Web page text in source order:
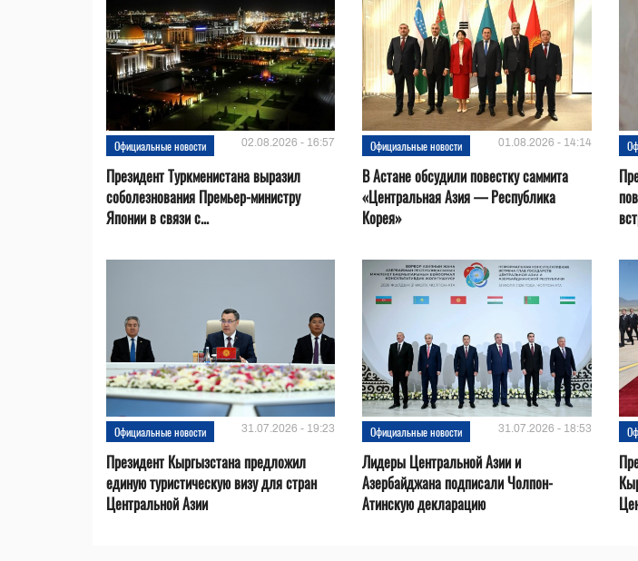
Официальные новости 02.08.2026 - 16:57
Президент Туркменистана выразил
соболезнования Премьер-министру
Японии в связи с...
Официальные новости 01.08.2026 - 14:14
В Астане обсудили повестку саммита
«Центральная Азия — Республика
Корея»
Официальные новости 31.07.2026 - 19:23
Президент Кыргызстана предложил
единую туристическую визу для стран
Центральной Азии
Официальные новости 31.07.2026 - 18:53
Лидеры Центральной Азии и
Азербайджана подписали Чолпон-
Атинскую декларацию